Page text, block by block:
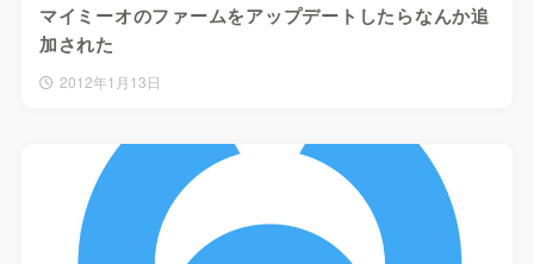
マイミーオのファームをアップデートしたらなんか追
加された
2012年1月13日